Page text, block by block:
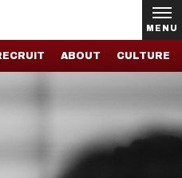
MENU
ABOUT CULTURE